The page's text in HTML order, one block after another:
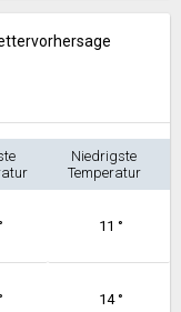
Niedrigste
Temperatur
11 °
14 °